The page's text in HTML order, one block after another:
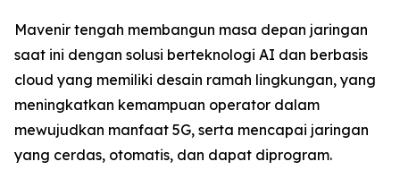
Mavenir tengah membangun masa depan jaringan
saat ini dengan solusi berteknologi AI dan berbasis
cloud yang memiliki desain ramah lingkungan, yang
meningkatkan kemampuan operator dalam
mewujudkan manfaat 5G, serta mencapai jaringan
yang cerdas, otomatis, dan dapat diprogram.